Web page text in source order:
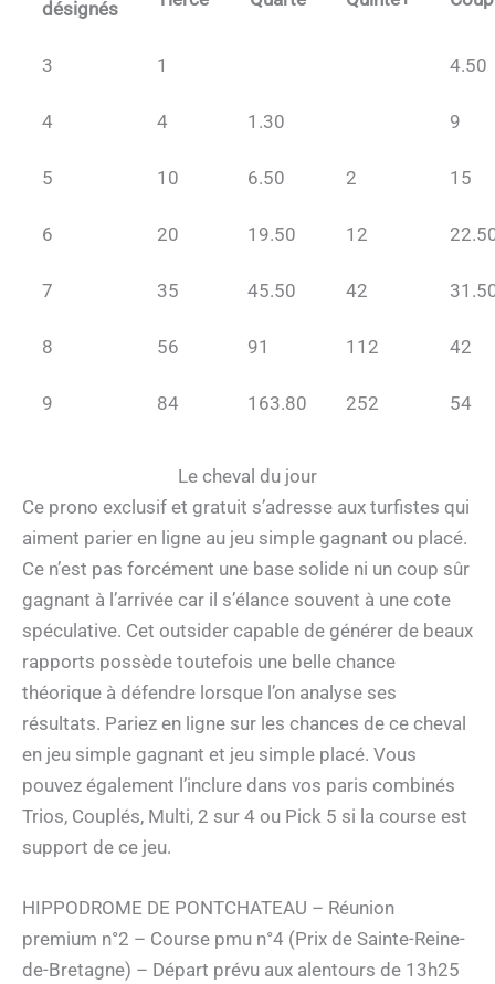
désignés
3 1 4.50
4 4 1.30 9
5 10 6.50 2 15
6 20 19.50 12
7 35 45.50 42
8 56 91 112 42
9 84 163.80 252 54
Le cheval du jour
Ce prono exclusif et gratuit s’adresse aux turfistes qui
aiment parier en ligne au jeu simple gagnant ou placé.
Ce n’est pas forcément une base solide ni un coup sûr
gagnant à l’arrivée car il s’élance souvent à une cote
spéculative. Cet outsider capable de générer de beaux
rapports possède toutefois une belle chance
théorique à défendre lorsque l’on analyse ses
résultats. Pariez en ligne sur les chances de ce cheval
en jeu simple gagnant et jeu simple placé. Vous
pouvez également l’inclure dans vos paris combinés
Trios, Couplés, Multi, 2 sur 4 ou Pick 5 si la course est
support de ce jeu.
HIPPODROME DE PONTCHATEAU – Réunion
premium n°2 – Course pmu n°4 (Prix de Sainte-Reine-
de-Bretagne) – Départ prévu aux alentours de 13h25